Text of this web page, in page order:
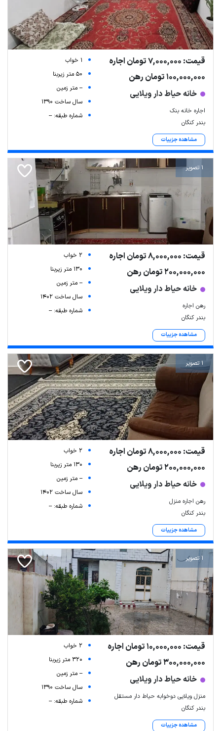
قیمت: 7,000,000 تومان اجاره
100,000,000 تومان رهن
خانه حیاط دار ویلایی
اجاره خانه بنک
بندر کنگان
مشاهده جزییات
1 خواب
50 متر زیربنا
-- متر زمین
سال ساخت 1390
شماره طبقه: --
1 تصویر
قیمت: 8,000,000 تومان اجاره
200,000,000 تومان رهن
خانه حیاط دار ویلایی
رهن اجاره
بندر کنگان
مشاهده جزییات
2 خواب
130 متر زیربنا
-- متر زمین
سال ساخت 1402
شماره طبقه: --
1 تصویر
قیمت: 8,000,000 تومان اجاره
200,000,000 تومان رهن
خانه حیاط دار ویلایی
رهن اجاره منزل
بندر کنگان
مشاهده جزییات
2 خواب
130 متر زیربنا
-- متر زمین
سال ساخت 1402
شماره طبقه: --
1 تصویر
قیمت: 10,000,000 تومان اجاره
300,000,000 تومان رهن
خانه حیاط دار ویلایی
منزل ویلایی دوخوابه حیاط دار مستقل
بندر کنگان
مشاهده جزییات
2 خواب
320 متر زیربنا
-- متر زمین
سال ساخت 1390
شماره طبقه: --